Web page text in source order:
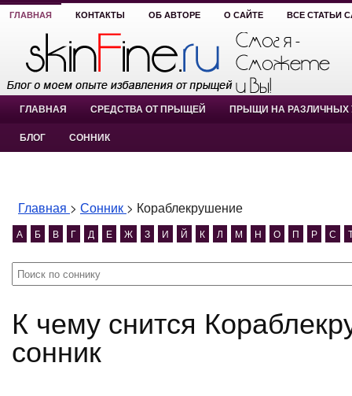
ГЛАВНАЯ КОНТАКТЫ ОБ АВТОРЕ О САЙТЕ ВСЕ СТАТЬИ
ГЛАВНАЯ СРЕДСТВА ОТ ПРЫЩЕЙ ПРЫЩИ НА РАЗЛИЧНЫХ
БЛОГ СОННИК
Главная > Сонник > Кораблекрушение
А Б В Г Д Е Ж З И Й К Л М Н О П Р С
К чему снится Кораблекрушение? Кораблекрушение
сонник